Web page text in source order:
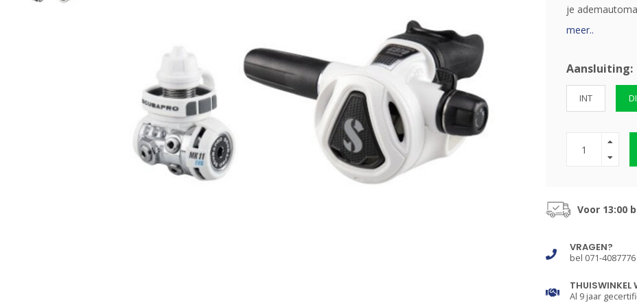
je
meer..
Aansluiting:
INT
Voor 13:00
VRAGEN?
bel 071-4087776
THUISWINKEL
Al 9 jaar